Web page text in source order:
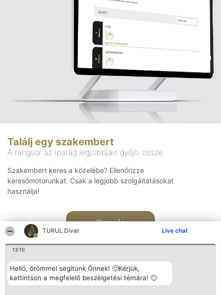
TURUL Divat Live chat
13:10
Helló, örömmel segítünk Önnek! 🙂Kérjük,
kattintson a megfelelő beszélgetési témára! 🙂
Találj egy szakembert
A rangsor az iparág legjobbjait gyűjti össze
Szakembert keres a közelébe? Ellenőrizze
keresőmotorunkat. Csak a legjobb szolgáltatásokat
használja!
Keresés